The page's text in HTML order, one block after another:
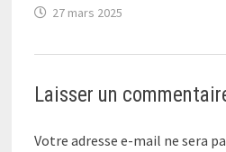
27 mars 2025
Laisser un
Votre adresse e-mail ne sera